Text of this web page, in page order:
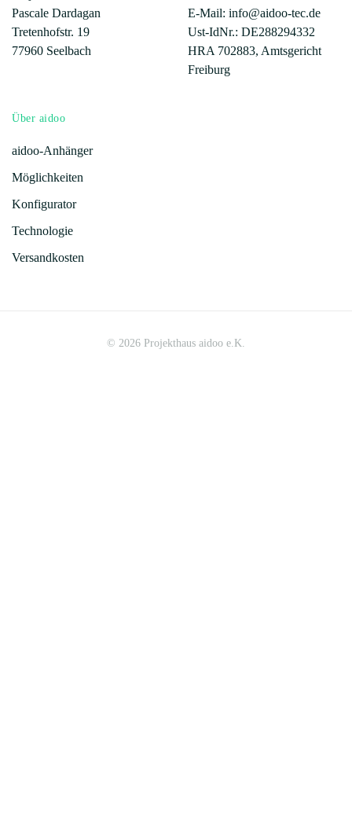
Pascale Dardagan
Tretenhofstr. 19
77960 Seelbach
E-Mail: info@aidoo-tec.de
Ust-IdNr.: DE288294332
HRA 702883, Amtsgericht
Freiburg
Über aidoo
aidoo-Anhänger
Möglichkeiten
Konfigurator
Technologie
Versandkosten
© 2026 Projekthaus aidoo e.K.